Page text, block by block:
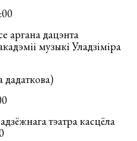
аргана дацэнта
музыкі Уладзіміра
дадаткова)
тэатра касцёла